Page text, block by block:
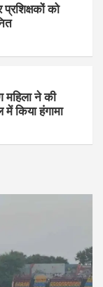
को
महिला ने की
किया हंगामा